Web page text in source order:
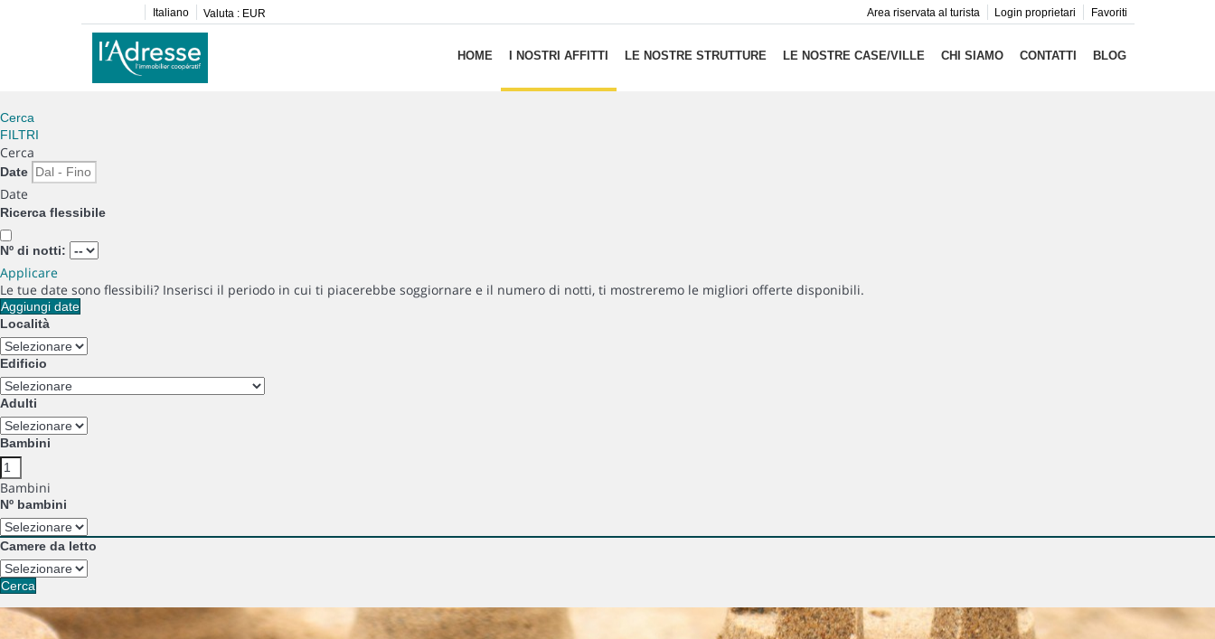
Italiano Valuta : EUR Favoriti
Login proprietari
Area riservata al turista
HOME I NOSTRI AFFITTI LE NOSTRE STRUTTURE LE NOSTRE CASE/VILLE CHI SIAMO CONTATTI BLOG
Cerca
FILTRI
Cerca
Date
Date
Ricerca flessibile
Nº di notti:
Applicare
Le tue date sono flessibili? Inserisci il periodo in cui ti piacerebbe soggiornare e il numero di notti, ti mostreremo le migliori offerte disponibili.
Aggiungi date
Località
Edificio
Adulti
Bambini
Bambini
Nº bambini
Camere da letto
Cerca